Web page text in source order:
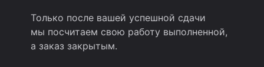
Только после вашей успешной сдачи
мы посчитаем свою работу выполненной,
а заказ закрытым.